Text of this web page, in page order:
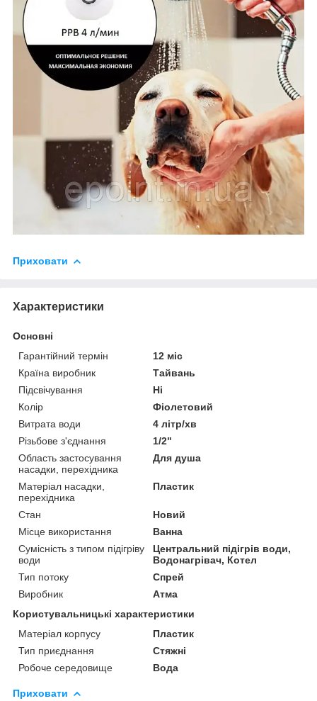
Приховати
Характеристики
Основні
Гарантійний термін
12 міс
Країна виробник
Тайвань
Підсвічування
Ні
Колір
Фіолетовий
Витрата води
4 літр/хв
Різьбове з'єднання
1/2"
Область застосування
насадки, перехідника
Для душа
Матеріал насадки,
перехідника
Пластик
Стан
Новий
Місце використання
Ванна
Сумісність з типом підігріву
води
Центральний підігрів води,
Водонагрівач, Котел
Тип потоку
Спрей
Виробник
Атма
Користувальницькі характеристики
Матеріал корпусу
Пластик
Тип приєднання
Стяжні
Робоче середовище
Вода
Приховати